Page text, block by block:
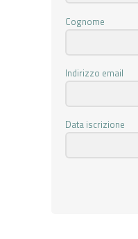
Cognome
Indirizzo email
Data iscrizione